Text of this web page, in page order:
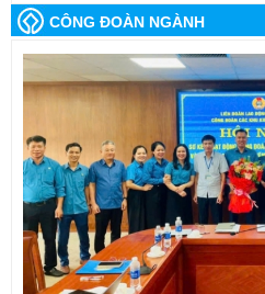
CÔNG ĐOÀN NGÀNH